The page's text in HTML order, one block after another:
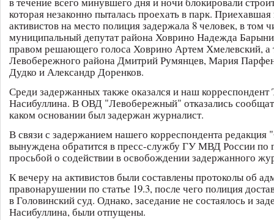
которая незаконно пыталась проехать в парк.
активистов на место полиция задержала 8 человек, в том
муниципальный депутат района Ховрино Надежда
правом решающего голоса Ховрино Артем Хмелевский, а
Левобережного района Дмитрий Румянцев, Мария
Дудко и Александр Доренков.
Среди задержанных также оказался и наш корреспондент
Насибуллина. В ОВД "Левобережный" отказались
каком основании был задержан журналист.
В связи с задержанием нашего корреспондента
вынуждена обратится в пресс-службу ГУ МВД России по
просьбой о содействии в освобождении задержанного
К вечеру на активистов были составлены протоколы об
правонарушении по статье 19.3, после чего полиция
в Головинский суд. Однако, заседание не состаялось и
Насибуллина, были отпущены.